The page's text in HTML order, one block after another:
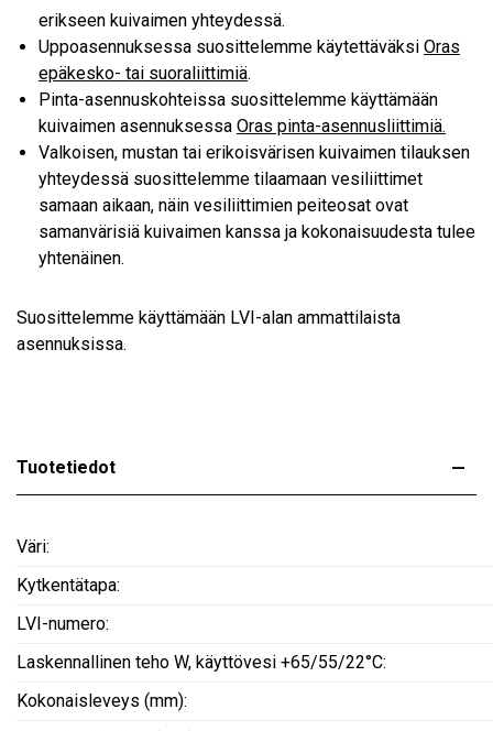
erikseen kuivaimen yhteydessä.
Uppoasennuksessa suosittelemme käytettäväksi Oras
epäkesko- tai suoraliittimiä.
Pinta-asennuskohteissa suosittelemme käyttämään
kuivaimen asennuksessa Oras pinta-asennusliittimiä.
Valkoisen, mustan tai erikoisvärisen kuivaimen tilauksen
yhteydessä suosittelemme tilaamaan vesiliittimet
samaan aikaan, näin vesiliittimien peiteosat ovat
samanvärisiä kuivaimen kanssa ja kokonaisuudesta tulee
yhtenäinen.
Suosittelemme käyttämään LVI-alan ammattilaista
asennuksissa.
Tuotetiedot
Väri:
Kytkentätapa:
LVI-numero:
Laskennallinen teho W, käyttövesi +65/55/22°C:
Kokonaisleveys (mm):